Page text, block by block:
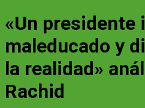
«Un presidente
maleducado y
la realidad»
Rachid